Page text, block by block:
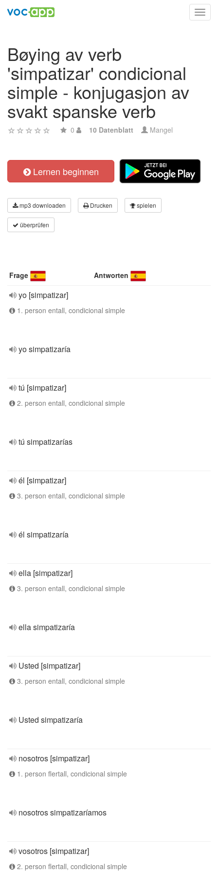
Bøying av verb
'simpatizar' condicional
simple - konjugasjon av
svakt spanske verb
0 10 Datenblatt Mangel
Lernen beginnen
mp3 downloaden Drucken spielen
überprüfen
Frage Antworten
yo [simpatizar]
1. person entall, condicional simple
yo simpatizaría
tú [simpatizar]
2. person entall, condicional simple
tú simpatizarías
él [simpatizar]
3. person entall, condicional simple
él simpatizaría
ella [simpatizar]
3. person entall, condicional simple
ella simpatizaría
Usted [simpatizar]
3. person entall, condicional simple
Usted simpatizaría
nosotros [simpatizar]
1. person flertall, condicional simple
nosotros simpatizaríamos
vosotros [simpatizar]
2. person flertall, condicional simple